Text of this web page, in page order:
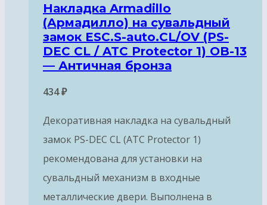
Накладка Armadillo
(Армадилло) на сувальдный
замок ESC.S-auto.CL/OV (PS-
DEC CL / ATC Protector 1) OB-13
— Античная бронза
434₽
Декоративная накладка на сувальдный
замок PS-DEC CL (ATC Protector 1)
рекомендована для установки на
сувальдный механизм в входные
металлические двери. Выполнена в